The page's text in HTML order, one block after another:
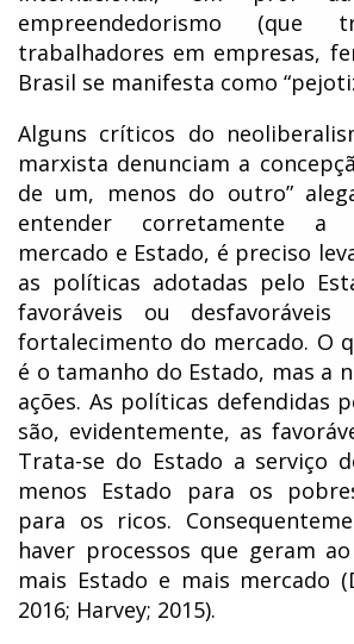
empreendedorismo (que
trabalhadores em empresas,
Brasil se manifesta como
Alguns críticos do
marxista denunciam a
de um, menos do outro”
entender corretamente a
mercado e Estado, é preciso
as políticas adotadas pelo
favoráveis ou
fortalecimento do mercado. O
é o tamanho do Estado, mas a
ações. As políticas defendidas
são, evidentemente, as
Trata-se do Estado a serviço
menos Estado para os
para os ricos.
haver processos que geram
mais Estado e mais mercado
2016; Harvey; 2015).